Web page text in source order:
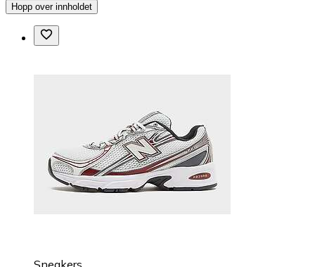
Hopp over innholdet
Sneakers